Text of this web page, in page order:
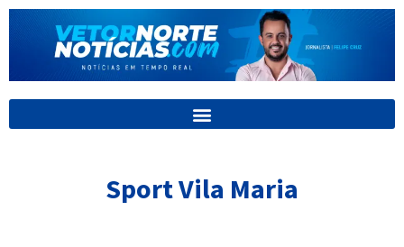
para
conteúdo
Sport Vila Maria